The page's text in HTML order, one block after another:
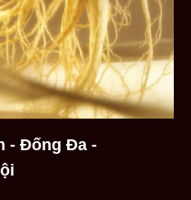
- Đống Đa -